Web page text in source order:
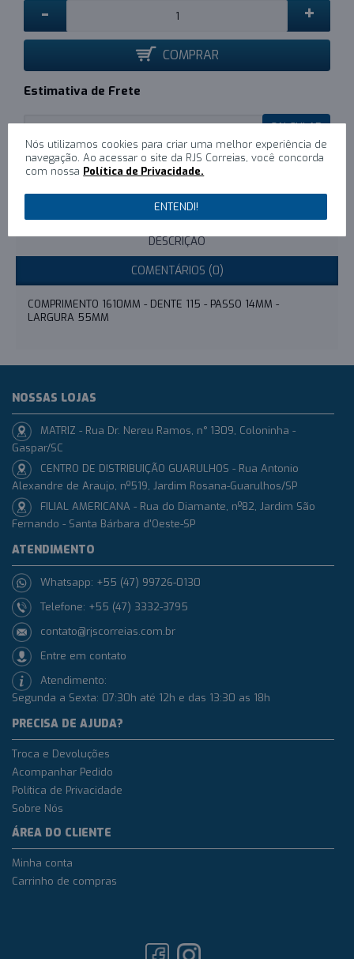
- +
COMPRAR
Estimativa de Frete
CALCULAR
0/Escreva um comentário
DESCRIÇÃO
COMENTÁRIOS (0)
COMPRIMENTO 1610MM - DENTE 115 - PASSO 14MM -
LARGURA 55MM
Nós utilizamos cookies para criar uma melhor experiência de
navegação. Ao acessar o site da RJS Correias, você concorda
com nossa Política de Privacidade.
ENTENDI!
NOSSAS LOJAS
MATRIZ - Rua Dr. Nereu Ramos, n° 1309, Coloninha -
Gaspar/SC
CENTRO DE DISTRIBUIÇÃO GUARULHOS - Rua Antonio
Alexandre de Araujo, nº519, Jardim Rosana-Guarulhos/SP
FILIAL AMERICANA - Rua do Diamante, nº82, Jardim São
Fernando - Santa Bárbara d'Oeste-SP
ATENDIMENTO
Whatsapp: +55 (47) 99726-0130
Telefone: +55 (47) 3332-3795
contato@rjscorreias.com.br
Entre em contato
Atendimento:
Segunda a Sexta: 07:30h até 12h e das 13:30 as 18h
PRECISA DE AJUDA?
Troca e Devoluções
Acompanhar Pedido
Política de Privacidade
Sobre Nós
ÁREA DO CLIENTE
Minha conta
Carrinho de compras